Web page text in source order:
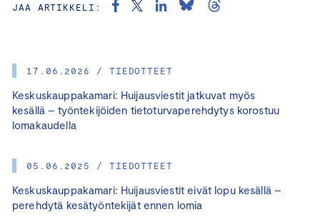
17.06.2026 / TIEDOTTEET
Keskuskauppakamari: Huijausviestit jatkuvat myös
kesällä – työntekijöiden tietoturvaperehdytys korostuu
lomakaudella
05.06.2025 / TIEDOTTEET
Keskuskauppakamari: Huijausviestit eivät lopu kesällä –
perehdytä kesätyöntekijät ennen lomia
JAA ARTIKKELI: